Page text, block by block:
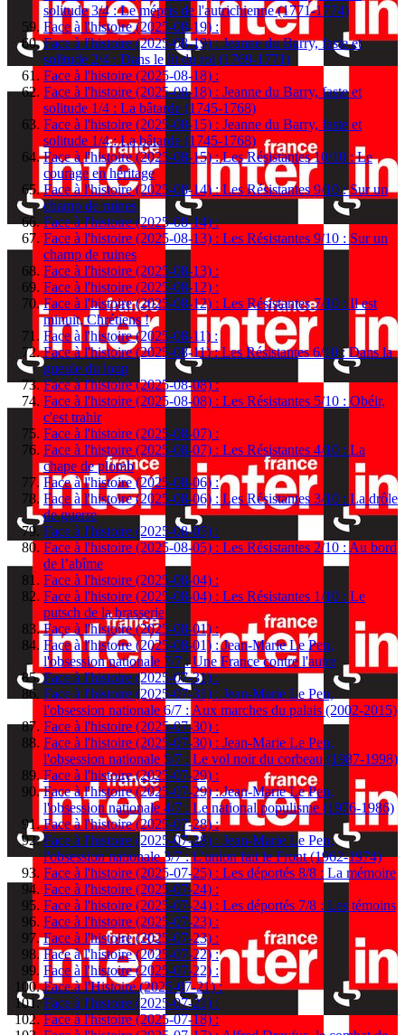
solitude 3/4 : Le mépris de l'autrichienne (1771-1774)
Face à l'histoire (2025-08-19) :
Face à l'histoire (2025-08-19) : Jeanne du Barry, faste et
solitude 2/4 : Dans le lit du roi (1769-1771)
Face à l'histoire (2025-08-18) :
Face à l'histoire (2025-08-18) : Jeanne du Barry, faste et
solitude 1/4 : La bâtarde (1745-1768)
Face à l'histoire (2025-08-15) : Jeanne du Barry, faste et
solitude 1/4 : La bâtarde (1745-1768)
Face à l'histoire (2025-08-15) : Les Résistantes 10/10 : Le
courage en héritage
Face à l'histoire (2025-08-14) : Les Résistantes 9/10 : Sur un
champ de ruines
Face à l'histoire (2025-08-14) :
Face à l'histoire (2025-08-13) : Les Résistantes 9/10 : Sur un
champ de ruines
Face à l'histoire (2025-08-13) :
Face à l'histoire (2025-08-12) :
Face à l'histoire (2025-08-12) : Les Résistantes 7/10 : Il est
minuit, Chrétiens !
Face à l'histoire (2025-08-11) :
Face à l'histoire (2025-08-11) : Les Résistantes 6/10 : Dans la
gueule du loup
Face à l'histoire (2025-08-08) :
Face à l'histoire (2025-08-08) : Les Résistantes 5/10 : Obéir,
c'est trahir
Face à l'histoire (2025-08-07) :
Face à l'histoire (2025-08-07) : Les Résistantes 4/10 : La
chape de plomb
Face à l'histoire (2025-08-06) :
Face à l'histoire (2025-08-06) : Les Résistantes 3/10 : La drôle
de guerre
Face à l'histoire (2025-08-05) :
Face à l'histoire (2025-08-05) : Les Résistantes 2/10 : Au bord
de l’abîme
Face à l'histoire (2025-08-04) :
Face à l'histoire (2025-08-04) : Les Résistantes 1/10 : Le
putsch de la brasserie
Face à l'histoire (2025-08-01) :
Face à l'histoire (2025-08-01) : Jean-Marie Le Pen,
l'obsession nationale 7/7 : Une France contre l'autre
Face à l'histoire (2025-07-31) :
Face à l'histoire (2025-07-31) : Jean-Marie Le Pen,
l'obsession nationale 6/7 : Aux marches du palais (2002-2015)
Face à l'histoire (2025-07-30) :
Face à l'histoire (2025-07-30) : Jean-Marie Le Pen,
l'obsession nationale 5/7 : Le vol noir du corbeau (1987-1998)
Face à l'histoire (2025-07-29) :
Face à l'histoire (2025-07-29) : Jean-Marie Le Pen,
l'obsession nationale 4/7 : Le national populisme (1976-1986)
Face à l'histoire (2025-07-28) :
Face à l'histoire (2025-07-28) : Jean-Marie Le Pen,
l'obsession nationale 3/7 : L'union fait le Front (1962-1974)
Face à l'histoire (2025-07-25) : Les déportés 8/8 : La mémoire
Face à l'histoire (2025-07-24) :
Face à l'histoire (2025-07-24) : Les déportés 7/8 : Les témoins
Face à l'histoire (2025-07-23) :
Face à l'histoire (2025-07-23) :
Face à l'histoire (2025-07-22) :
Face à l'histoire (2025-07-22) :
Face à l'Histoire (2025-07-21) :
Face à l'histoire (2025-07-21) :
Face à l'histoire (2025-07-18) :